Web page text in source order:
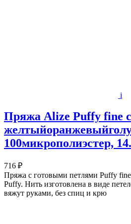
i
Пряжа Alize Puffy fine
100микрополиэстер,
716 ₽
Пряжа с готовыми петлями Puffy
Puffy. Нить изготовлена в виде
вяжут руками, без спиц и крю